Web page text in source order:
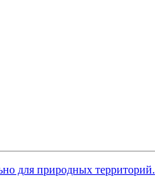
для природных территорий.